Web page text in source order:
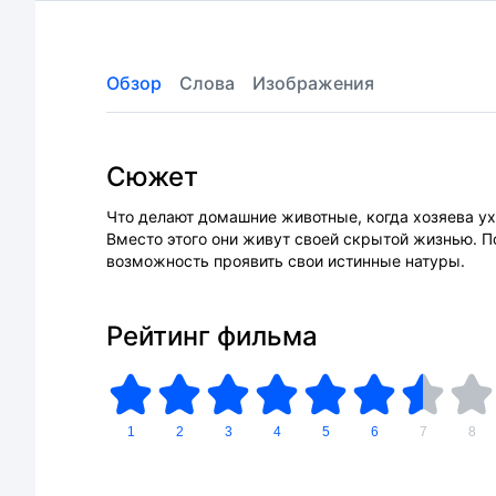
Обзор Слова Изображения
Сюжет
Что делают домашние животные, когда хозяева
Вместо этого они живут своей скрытой жизнью.
возможность проявить свои истинные натуры.
Рейтинг фильма
1 2 3 4 5 6 7 8